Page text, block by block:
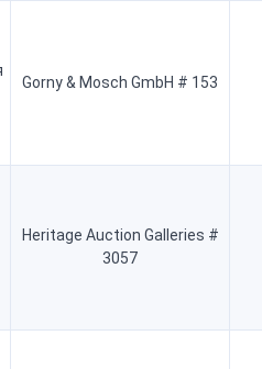
Gorny & Mosch GmbH # 153
Heritage Auction Galleries #
3057